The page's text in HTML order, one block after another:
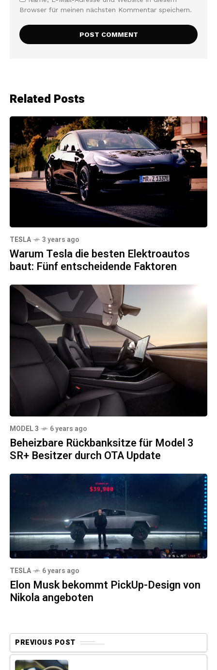
Browser für meinen nächsten Kommentar speichern.
Related Posts
TESLA 3 years ago
Warum Tesla die besten Elektroautos
baut: Fünf entscheidende Faktoren
MODEL 3 6 years ago
Beheizbare Rückbanksitze für Model 3
SR+ Besitzer durch OTA Update
TESLA 6 years ago
Elon Musk bekommt PickUp-Design von
Nikola angeboten
PREVIOUS POST